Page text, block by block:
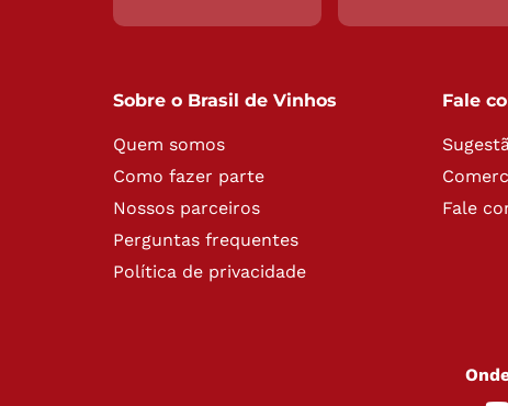
Sobre o Brasil de Vinhos
Quem somos
Como fazer parte
Nossos parceiros
Perguntas frequentes
Política de privacidade
Fale
Fale